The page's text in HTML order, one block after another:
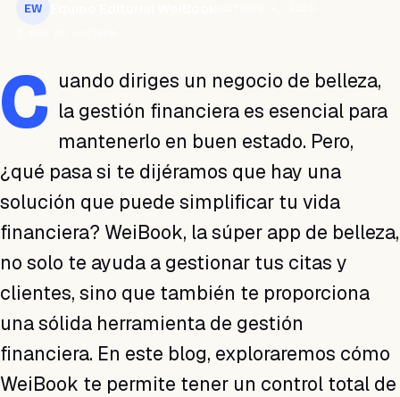
EW
C uando diriges un negocio de belleza,
la gestión financiera es esencial para
mantenerlo en buen estado. Pero,
¿qué pasa si te dijéramos que hay una
solución que puede simplificar tu vida
financiera? WeiBook, la súper app de belleza,
no solo te ayuda a gestionar tus citas y
clientes, sino que también te proporciona
una sólida herramienta de gestión
financiera. En este blog, exploraremos cómo
WeiBook te permite tener un control total de